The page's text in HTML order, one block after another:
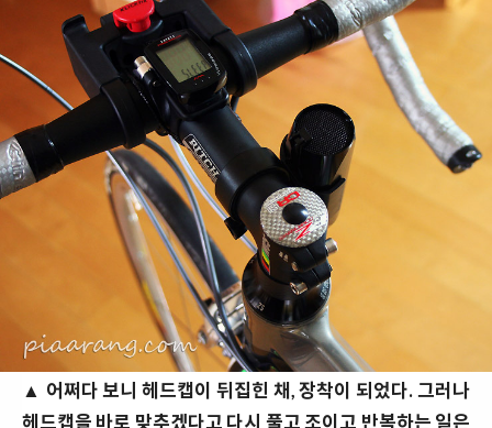
▲ 어쩌다 보니 헤드캡이 뒤집힌 채, 장착이 되었다. 그러나
헤드캡을 바로 맞추겠다고 다시 풀고 조이고 반복하는 일은